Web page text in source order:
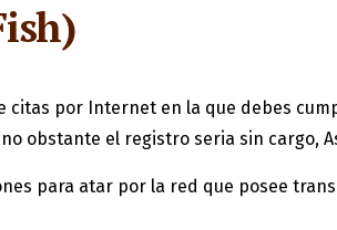
citas por Internet en la que debes
obstante el registro seri­a sin cargo,
para atar por la red que posee